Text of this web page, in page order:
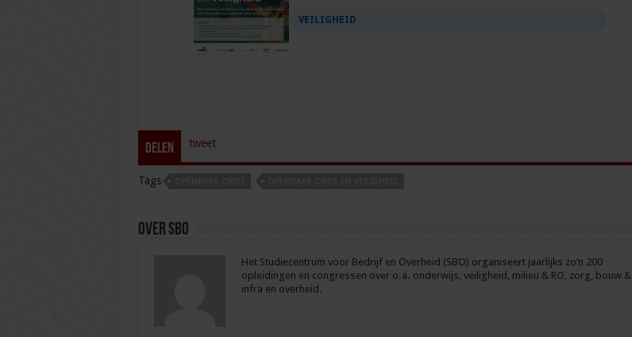
VEILIGHEID
Delen tweet
Tags
Over sbo
Het Studiecentrum voor Bedrijf en Overheid (SBO) organiseert jaarlijks zo’n 200
opleidingen en congressen over o.a. onderwijs, veiligheid, milieu & RO, zorg, bouw &
infra en overheid.